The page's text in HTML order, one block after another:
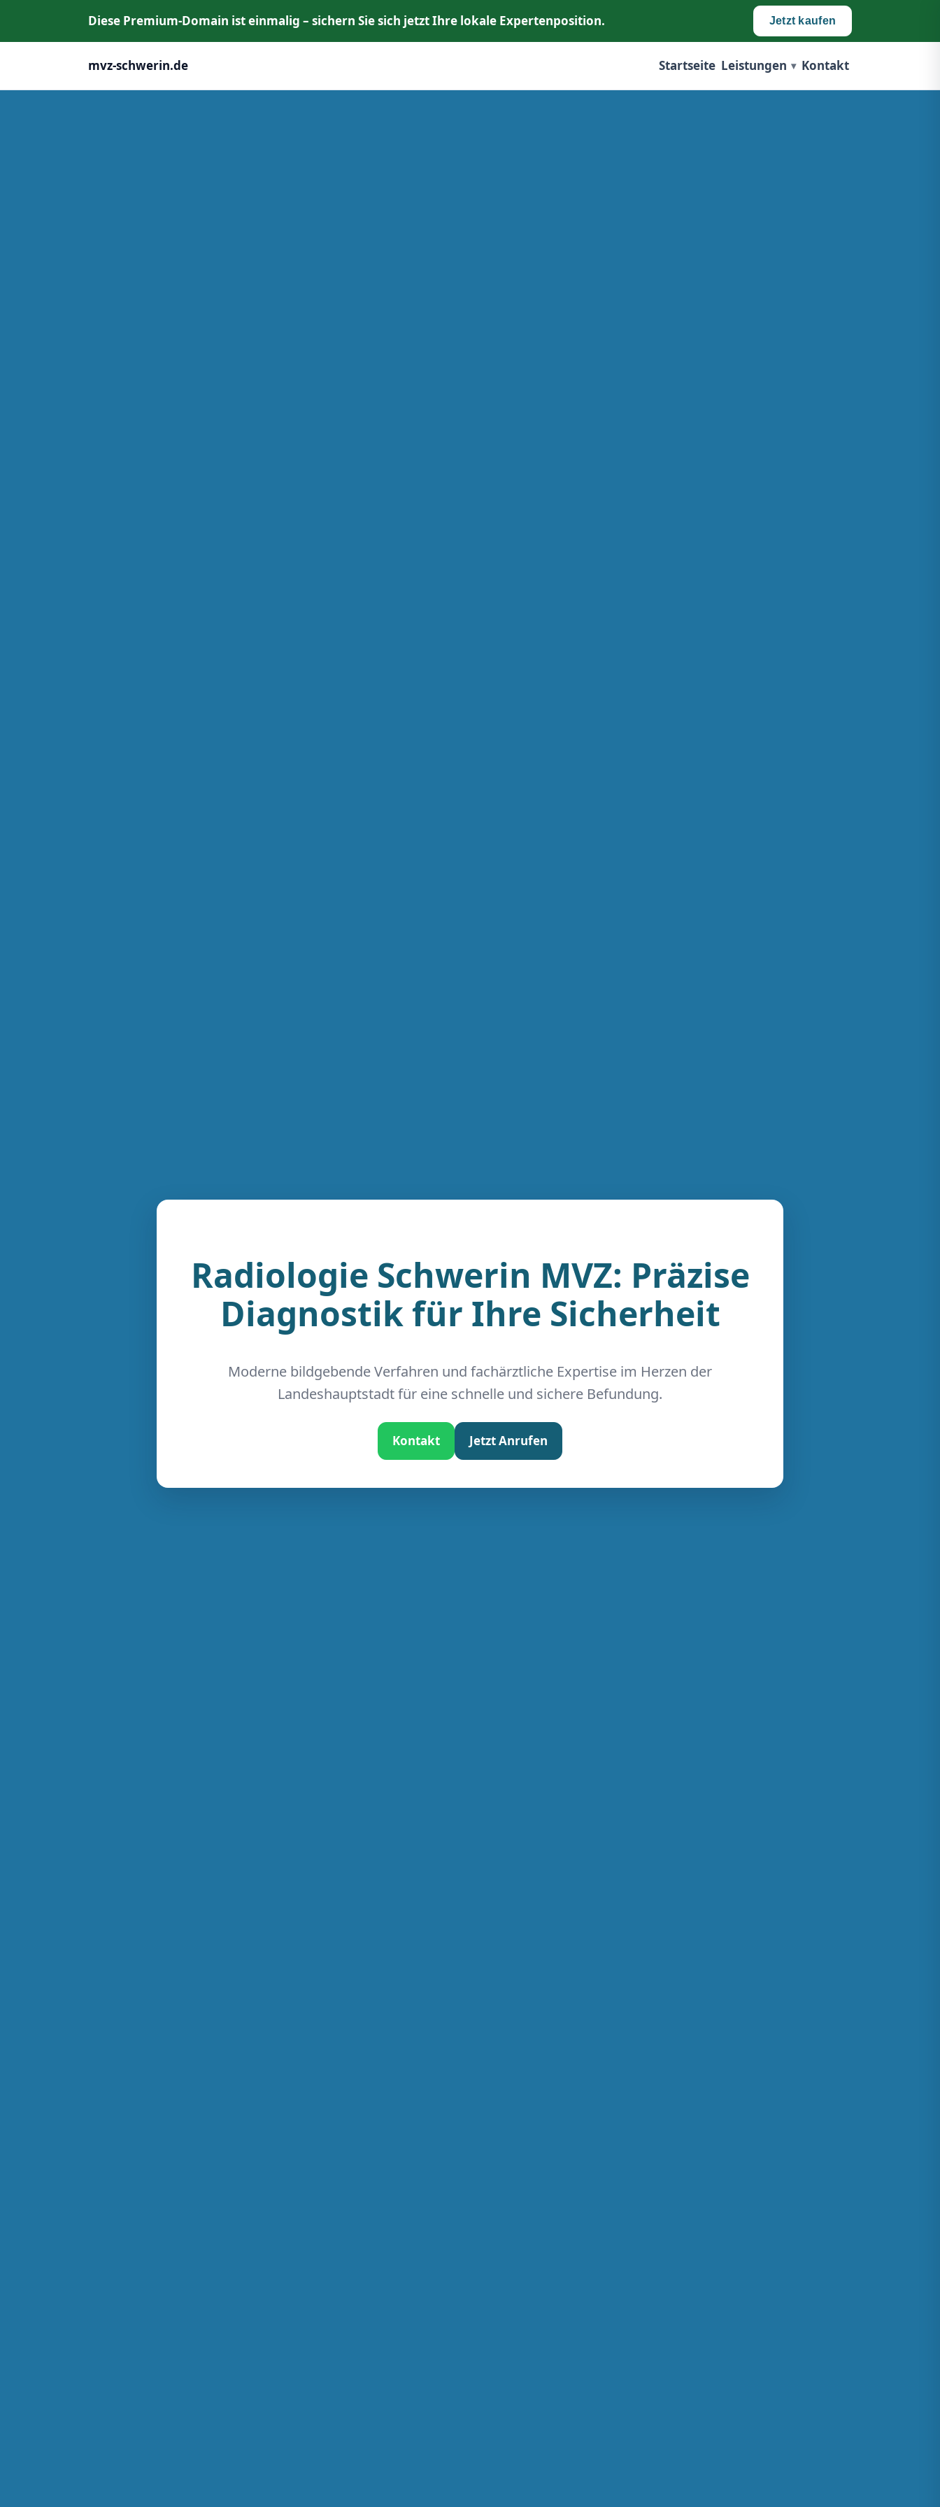
Diese Premium‑Domain ist einmalig – sichern Sie sich jetzt Ihre lokale Expertenposition. Jetzt kaufen
mvz-schwerin.de Startseite Leistungen Kontakt
Radiologie Schwerin MVZ: Präzise
Diagnostik für Ihre Sicherheit
Moderne bildgebende Verfahren und fachärztliche Expertise im Herzen der
Landeshauptstadt für eine schnelle und sichere Befundung.
Kontakt Jetzt Anrufen